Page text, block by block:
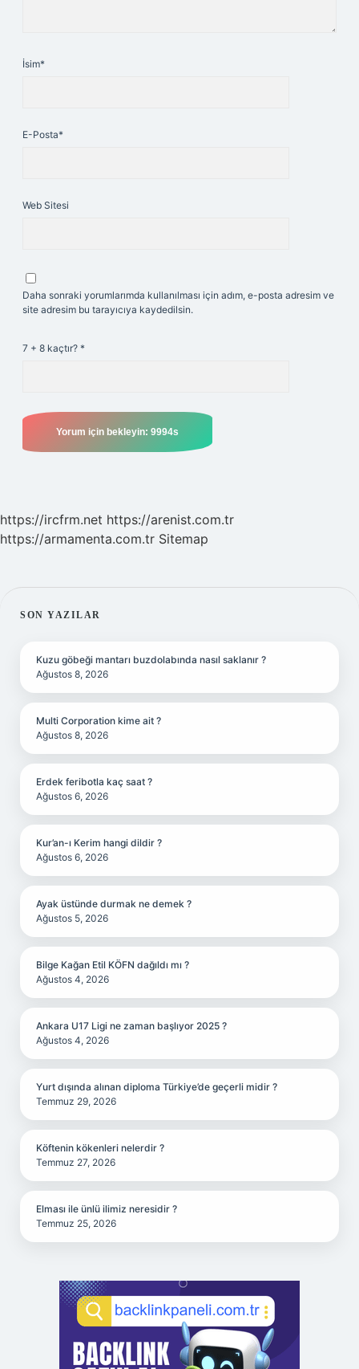
İsim*
E-Posta*
Web Sitesi
Daha sonraki yorumlarımda kullanılması için adım, e-posta adresim ve
site adresim bu tarayıcıya kaydedilsin.
7 + 8 kaçtır? *
https://ircfrm.net https://arenist.com.tr
https://armamenta.com.tr Sitemap
SIDEBAR
SON YAZILAR
Kuzu göbeği mantarı buzdolabında nasıl saklanır ?
Ağustos 8, 2026
Multi Corporation kime ait ?
Ağustos 8, 2026
Erdek feribotla kaç saat ?
Ağustos 6, 2026
Kur’an-ı Kerim hangi dildir ?
Ağustos 6, 2026
Ayak üstünde durmak ne demek ?
Ağustos 5, 2026
Bilge Kağan Etil KÖFN dağıldı mı ?
Ağustos 4, 2026
Ankara U17 Ligi ne zaman başlıyor 2025 ?
Ağustos 4, 2026
Yurt dışında alınan diploma Türkiye’de geçerli midir ?
Temmuz 29, 2026
Köftenin kökenleri nelerdir ?
Temmuz 27, 2026
Elması ile ünlü ilimiz neresidir ?
Temmuz 25, 2026